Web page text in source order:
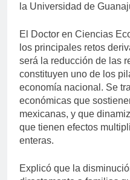
la Universidad de
El Doctor en Ciencias
los principales retos
será la reducción de las
constituyen uno de los
economía nacional. Se
económicas que
mexicanas, y que
que tienen efectos
enteras.
Explicó que la